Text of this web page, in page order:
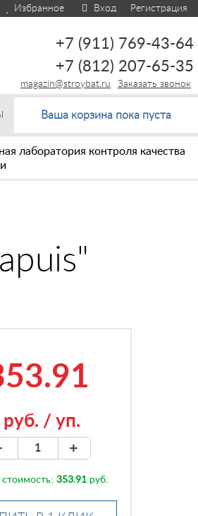
Избранное Вход Регистрация
+7 (911) 769-43-64
+7 (812) 207-65-35
Заказать звонок
magazin@stroybat.ru
Ваша корзина пока пуста
лаборатория контроля качества
руб. / уп.
+
353.91 руб.